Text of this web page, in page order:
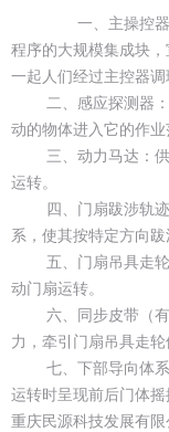
一、主操控器
程序的大规模集成块
一起人们经过主控器调
二、感应探测器：
动的物体进入它的作
三、动力马达：供
运转。
四、门扇跋涉轨迹
系，使其按特定方向跋
五、门扇吊具走轮
动门扇运转。
六、同步皮带（有
力，牵引门扇吊具走
七、下部导向体系
运转时呈现前后门体摇
重庆民源科技发展有